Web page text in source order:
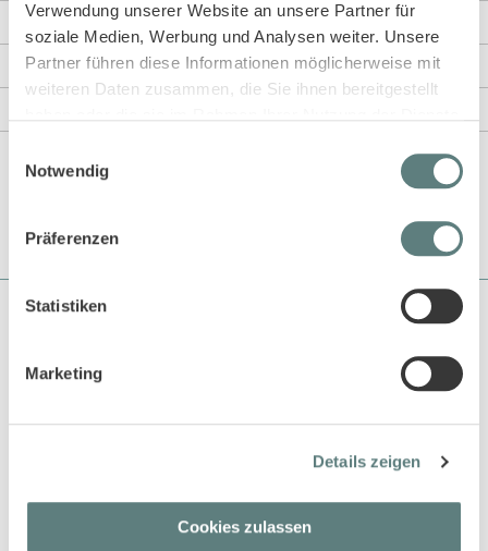
Verwendung unserer Website an unsere Partner für
soziale Medien, Werbung und Analysen weiter. Unsere
Partner führen diese Informationen möglicherweise mit
weiteren Daten zusammen, die Sie ihnen bereitgestellt
Notwendig
Präferenzen
Statistiken
Marketing
Details zeigen
Cookies zulassen
Weitere Informationen
Rezensionen
Sense Organics gehört zu den Pionieren in der Naturtextilbranche
und beliefert bereits seit über 18 Jahren den EInzelhandel und